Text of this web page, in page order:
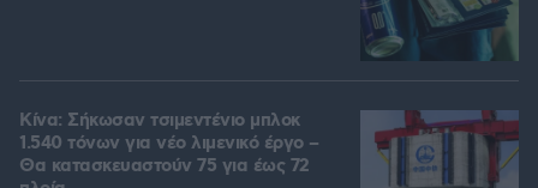
Κίνα: Σήκωσαν τσιμεντένιο μπλοκ
1.540 τόνων για νέο λιμενικό έργο –
Θα κατασκευαστούν 75 για έως 72